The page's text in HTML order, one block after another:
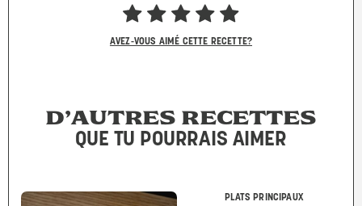
AVEZ-VOUS AIMÉ CETTE RECETTE?
D’AUTRES RECETTES
QUE TU POURRAIS AIMER
PLATS PRINCIPAUX